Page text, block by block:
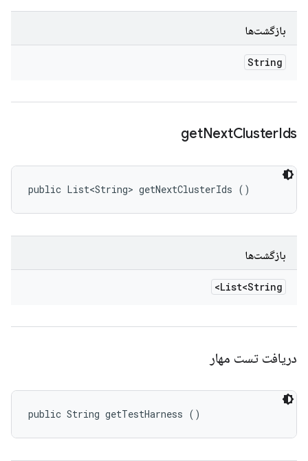
بازگشت‌ها
String
getNextClusterIds
public List<String> getNextClusterIds ()
بازگشت‌ها
List<String>
دریافت تست مهار
public String getTestHarness ()